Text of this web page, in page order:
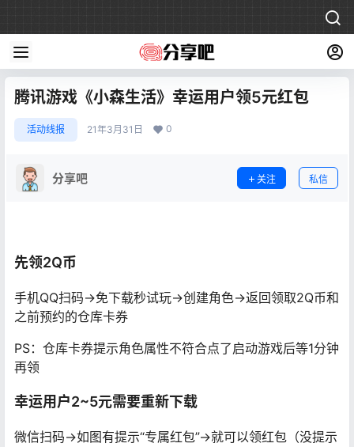
腾讯游戏《小森生活》幸运用户领5元红包
活动线报 21年3月31日 0
分享吧 关注 私信
先领2Q币
手机QQ扫码->免下载秒试玩->创建角色->返回领取2Q币和
之前预约的仓库卡券
PS：仓库卡券提示角色属性不符合点了启动游戏后等1分钟
再领
幸运用户2~5元需要重新下载
微信扫码->如图有提示“专属红包”->就可以领红包（没提示